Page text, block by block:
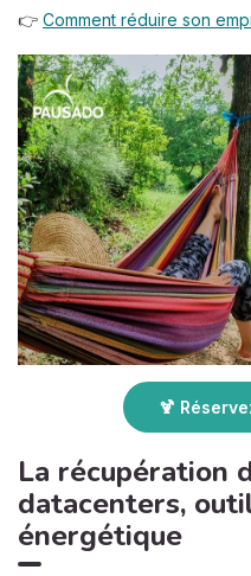
👉 Comment réduire son
🍹
La récupération
datacenters,
énergétique